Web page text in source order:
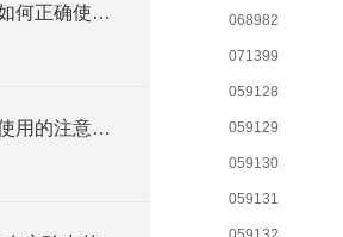
Acclaim液相色谱柱如何正确使用缓冲盐
Acclaim液相色谱柱使用的注意事项说明
068982
071399
059128
059129
059130
059131